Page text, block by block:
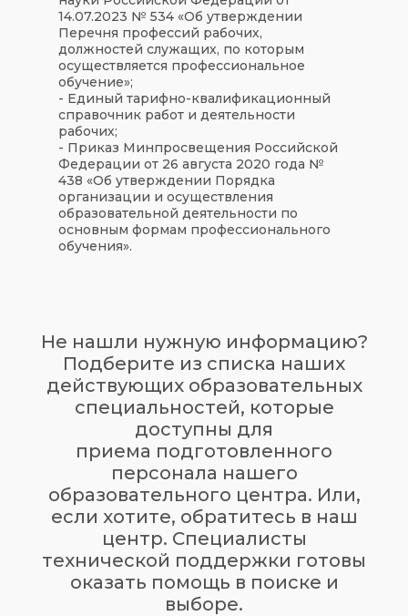
14.07.2023 № 534 «Об утверждении
Перечня профессий рабочих,
должностей служащих, по которым
осуществляется профессиональное
обучение»;
- Единый тарифно-квалификационный
справочник работ и деятельности
рабочих;
- Приказ Минпросвещения Российской
Федерации от 26 августа 2020 года №
438 «Об утверждении Порядка
организации и осуществления
образовательной деятельности по
основным формам профессионального
обучения».
Не нашли нужную информацию?
Подберите из списка наших
действующих образовательных
специальностей, которые
доступны для
приема подготовленного
персонала нашего
образовательного центра. Или,
если хотите, обратитесь в наш
центр. Специалисты
технической поддержки готовы
оказать помощь в поиске и
выборе.